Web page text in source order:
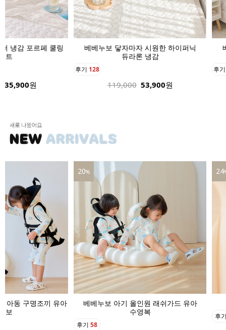
시원한 하이퍼닉
냉감
53,900원
베베누보 닿자마자 시원한 하이퍼닉
듀라론 냉감
후기 136
189,000 75,900원
후
원 래쉬가드 유아
복
24%
베베누보 아기 수영모자 버킷햇
16